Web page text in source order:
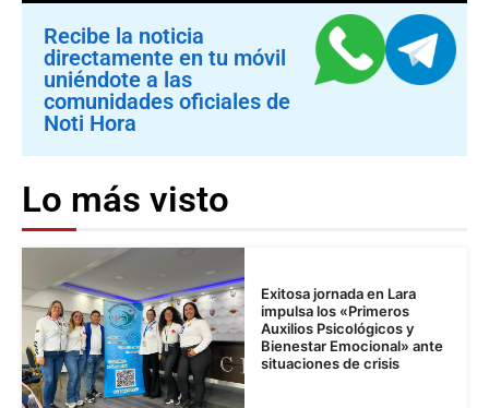
Recibe la noticia
directamente en tu móvil
uniéndote a las
comunidades oficiales de
Noti Hora
Lo más visto
Exitosa jornada en Lara
impulsa los «Primeros
Auxilios Psicológicos y
Bienestar Emocional» ante
situaciones de crisis